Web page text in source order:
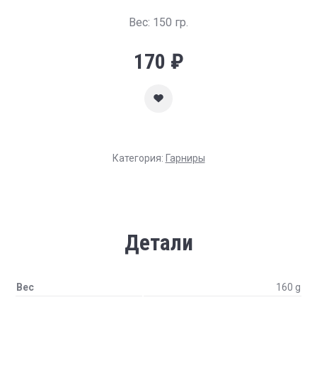
Вес: 150 гр.
170 ₽
Категория: Гарниры
Детали
Вес 160 g